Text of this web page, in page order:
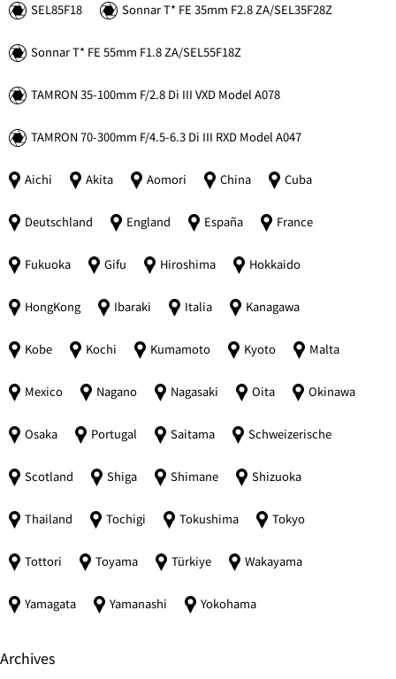
Archives
SEL85F18 SonnarT* FE 35mm F2.8 ZA/SEL35F28Z
SonnarT* FE 55mm F1.8 ZA/SEL55F18Z
TAMRON 35-100mm F/2.8 Di III VXD Model A078
TAMRON 70-300mm F/4.5-6.3 Di III RXD Model A047
Aichi Akita Aomori China Cuba
Deutschland England España France
Fukuoka Gifu Hiroshima Hokkaido
HongKong Ibaraki Italia Kanagawa
Kobe Kochi Kumamoto Kyoto Malta
Mexico Nagano Nagasaki Oita Okinawa
Osaka Portugal Saitama Schweizerische
Scotland Shiga Shimane Shizuoka
Thailand Tochigi Tokushima Tokyo
Tottori Toyama Türkiye Wakayama
Yamagata Yamanashi Yokohama